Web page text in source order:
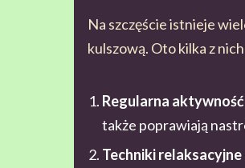
Na szczęście istnieje
kulszową. Oto kilka z
Regularna
także poprawiają
Techniki relaksacyjne